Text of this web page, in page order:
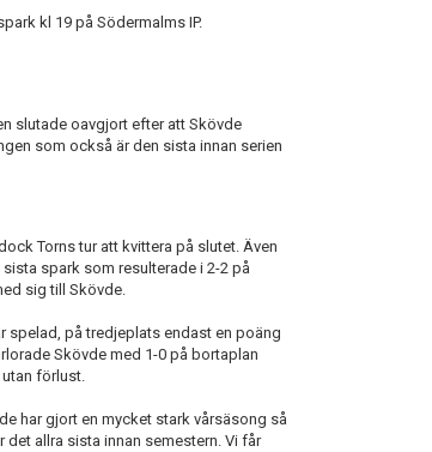
kl 19 på Södermalms IP.
slutade oavgjort efter att Skövde
som också är den sista innan serien
Torns tur att kvittera på slutet. Även
spark som resulterade i 2-2 på
sig till Skövde.
spelad, på tredjeplats endast en poäng
Skövde med 1-0 på bortaplan
förlust.
har gjort en mycket stark vårsäsong så
allra sista innan semestern. Vi får